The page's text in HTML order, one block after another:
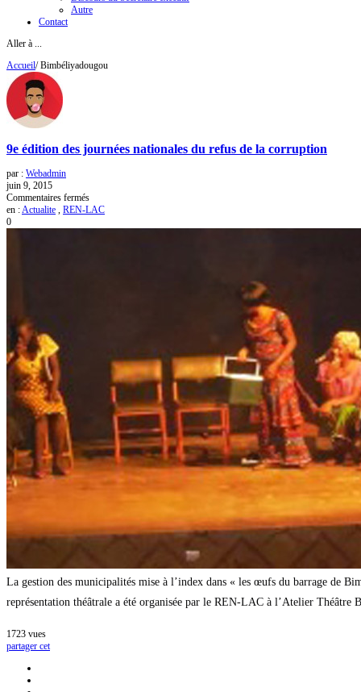
Autre
Contact
Aller à ...
Accueil/ Bimbéliyadougou
9e édition des journées nationales du refus de la corruption
par : Webadmin
juin 9, 2015
Commentaires fermés
9e
en : Actualite
REN-LAC
0
La gestion des municipalités mise à l’index dans « les œufs du barrage de
représentation théâtrale a été organisée par le REN-LAC à l’Atelier Théâtre
1723 vues
partager cet